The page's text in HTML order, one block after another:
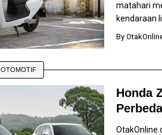
matahari
kendaraan
By
OTOMOTIF
Honda